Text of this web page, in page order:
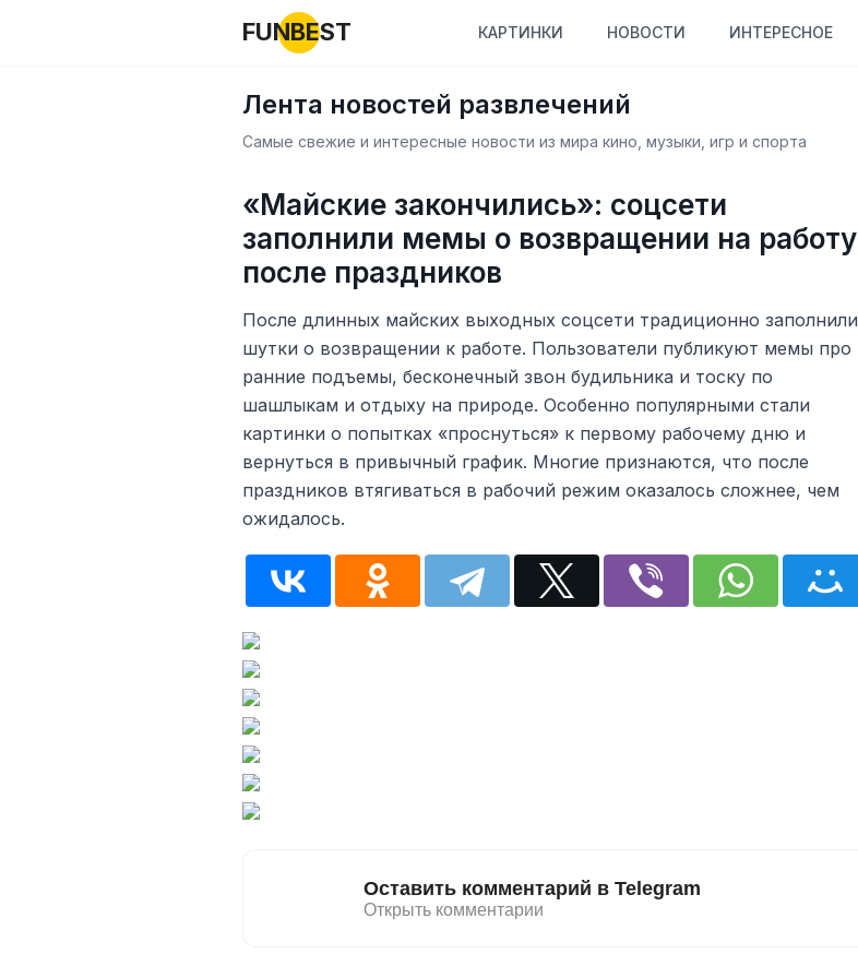
FUNBEST КАРТИНКИ НОВОСТИ ИНТЕРЕСНОЕ
Лента новостей развлечений
Самые свежие и интересные новости из мира кино, музыки, игр и спорта
«Майские закончились»: соцсети
заполнили мемы о возвращении на работу
после праздников
После длинных майских выходных соцсети традиционно заполнили
шутки о возвращении к работе. Пользователи публикуют мемы про
ранние подъемы, бесконечный звон будильника и тоску по
шашлыкам и отдыху на природе. Особенно популярными стали
картинки о попытках «проснуться» к первому рабочему дню и
вернуться в привычный график. Многие признаются, что после
праздников втягиваться в рабочий режим оказалось сложнее, чем
ожидалось.